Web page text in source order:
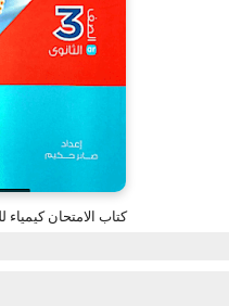
كتاب الامتحان كيمياء للصف